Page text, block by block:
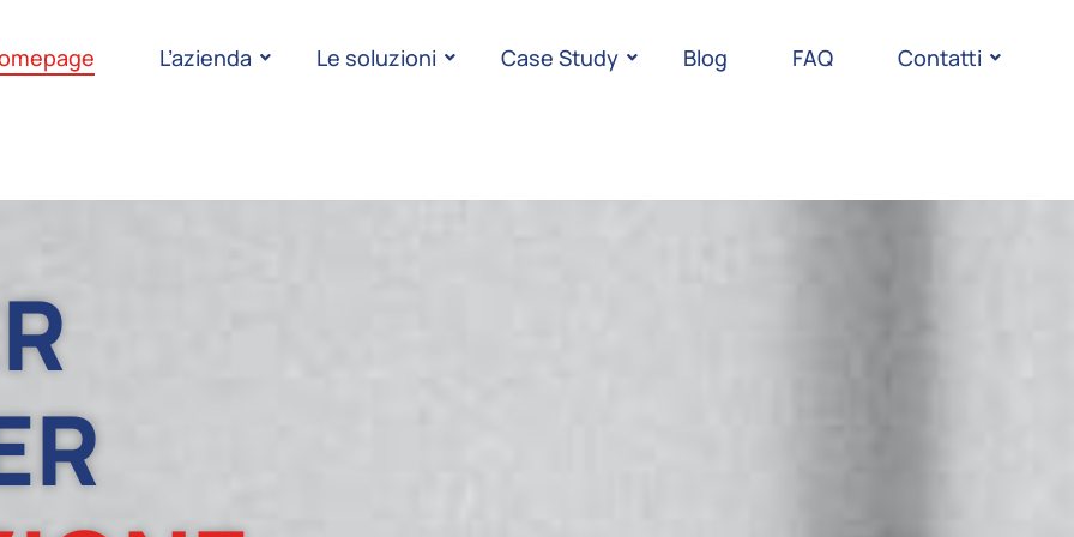
L’azienda Le soluzioni Case Study Blog FAQ Contatti